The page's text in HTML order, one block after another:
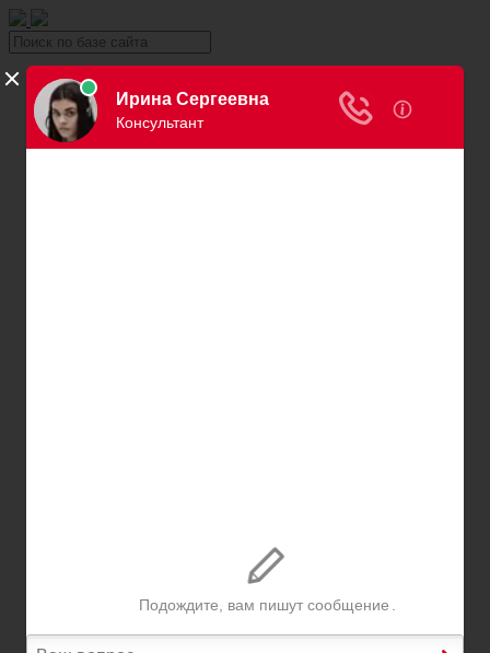
Уголовка
Уголовный юрист
Вина в уголовном праве
Номера на машину
ДТП без страховки
ОСАГО